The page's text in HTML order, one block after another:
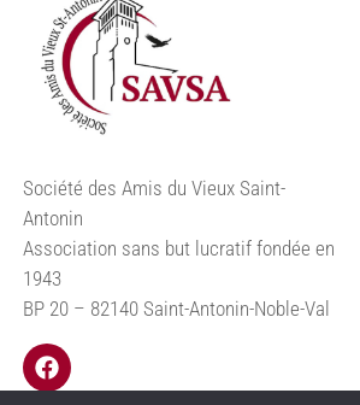
Société des Amis du Vieux Saint-
Antonin
Association sans but lucratif fondée en
1943
BP 20 – 82140 Saint-Antonin-Noble-Val